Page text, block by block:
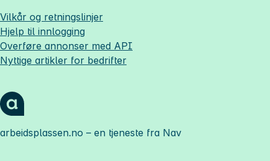
Vilkår og retningslinjer
Hjelp til innlogging
Overføre annonser med API
Nyttige artikler for bedrifter
arbeidsplassen.no – en tjeneste fra Nav